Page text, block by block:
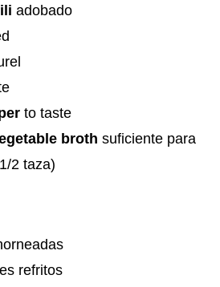
adobado
to taste
broth suficiente para
2 taza)
refritos